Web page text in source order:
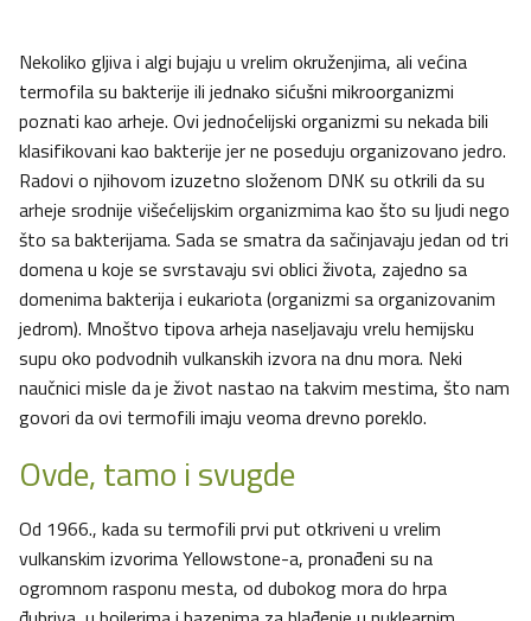
Nekoliko gljiva i algi bujaju u vrelim okruženjima, ali većina
termofila su bakterije ili jednako sićušni mikroorganizmi
poznati kao arheje. Ovi jednoćelijski organizmi su nekada bili
klasifikovani kao bakterije jer ne poseduju organizovano jedro.
Radovi o njihovom izuzetno složenom DNK su otkrili da su
arheje srodnije višećelijskim organizmima kao što su ljudi nego
što sa bakterijama. Sada se smatra da sačinjavaju jedan od tri
domena u koje se svrstavaju svi oblici života, zajedno sa
domenima bakterija i eukariota (organizmi sa organizovanim
jedrom). Mnoštvo tipova arheja naseljavaju vrelu hemijsku
supu oko podvodnih vulkanskih izvora na dnu mora. Neki
naučnici misle da je život nastao na takvim mestima, što nam
govori da ovi termofili imaju veoma drevno poreklo.
Ovde, tamo i svugde
Od 1966., kada su termofili prvi put otkriveni u vrelim
vulkanskim izvorima Yellowstone-a, pronađeni su na
ogromnom rasponu mesta, od dubokog mora do hrpa